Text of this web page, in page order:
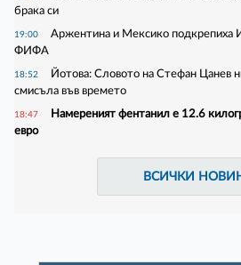
брака си
19:00
Аржентина и Мексико подкрепиха
ФИФА
18:52
Йотова: Словото на Стефан Цанев
смисъла във времето
18:47
Намереният фентанил е 12.6
евро
ВСИЧКИ